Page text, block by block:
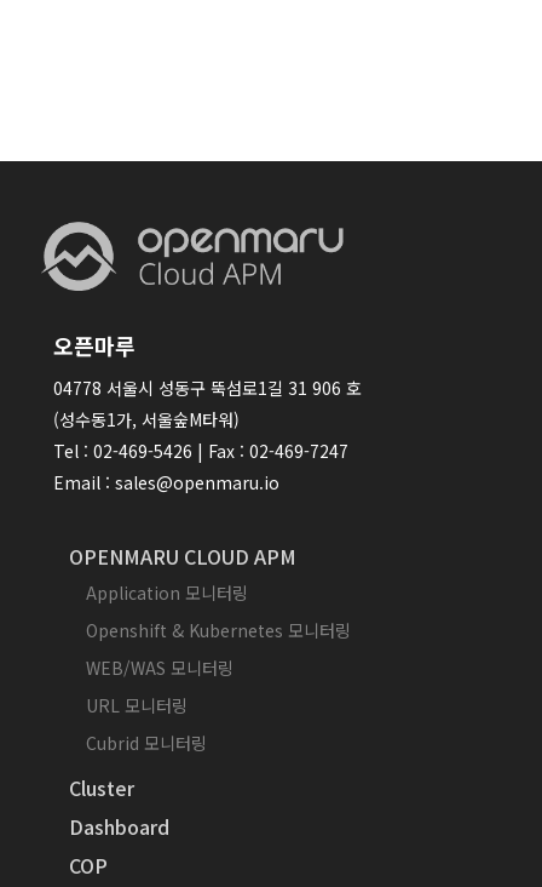
오픈마루
04778 서울시 성동구 뚝섬로1길 31 906 호
(성수동1가, 서울숲M타워)
Tel : 02-469-5426 | Fax : 02-469-7247
Email : sales@openmaru.io
OPENMARU CLOUD APM
Application 모니터링
Openshift & Kubernetes 모니터링
WEB/WAS 모니터링
URL 모니터링
Cubrid 모니터링
Cluster
Dashboard
COP